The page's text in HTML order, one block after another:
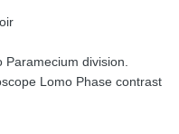
Paramecium division.
Lomo Phase contrast